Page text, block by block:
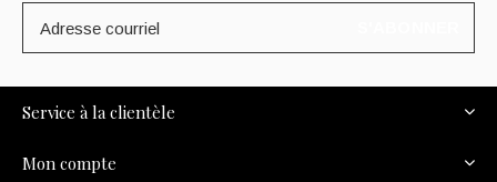
Service à la clientèle
Mon compte